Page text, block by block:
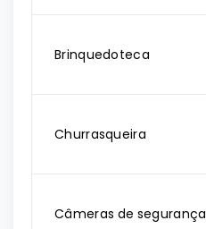
Brinquedoteca
Churrasqueira
Câmeras de segurança